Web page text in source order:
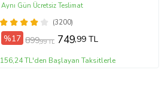
(3200)
Aynı Gün Ücretsiz Teslimat
%17 899,99 TL 749,99 TL
156,24 TL'den Başlayan Taksitlerle